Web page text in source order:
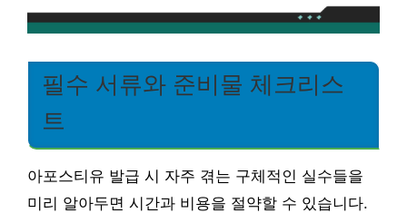
필수 서류와 준비물 체크리스
트
아포스티유 발급 시 자주 겪는 구체적인 실수들을
미리 알아두면 시간과 비용을 절약할 수 있습니다.